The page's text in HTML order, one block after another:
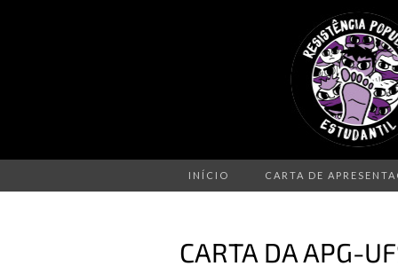
INÍCIO CARTA DE
CARTA DA APG-